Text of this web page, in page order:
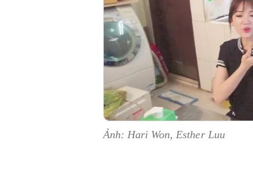
Ảnh: Hari Won, Esther Luu